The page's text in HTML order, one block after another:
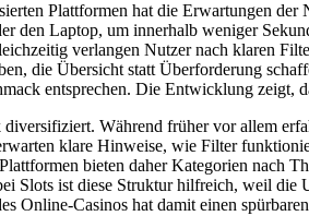
Plattformen hat die Erwartungen
den Laptop, um innerhalb weniger
verlangen Nutzer nach klaren
die Übersicht statt Überforderung
entsprechen. Die Entwicklung
Während früher vor allem
klare Hinweise, wie Filter
bieten daher Kategorien nach
Slots ist diese Struktur hilfreich, weil
Online-Casinos hat damit einen